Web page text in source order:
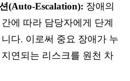
(Auto-Escalation): 장애의
에 따라 담당자에게 단계
다. 이로써 중요 장애가 누
연되는 리스크를 원천 차